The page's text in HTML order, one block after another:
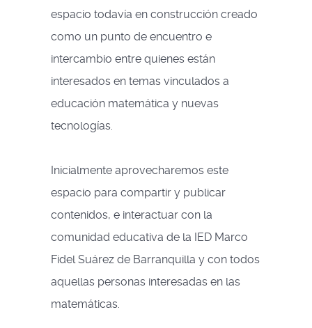
espacio todavía en construcción creado
como un punto de encuentro e
intercambio entre quienes están
interesados en temas vinculados a
educación matemática y nuevas
tecnologías.
Inicialmente aprovecharemos este
espacio para compartir y publicar
contenidos, e interactuar con la
comunidad educativa de la IED Marco
Fidel Suárez de Barranquilla y con todos
aquellas personas interesadas en las
matemáticas.